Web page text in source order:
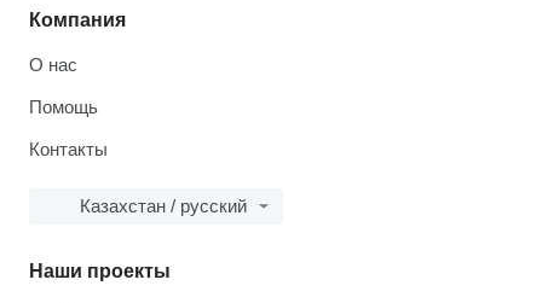
Компания
О нас
Помощь
Контакты
Казахстан / русский
Наши проекты